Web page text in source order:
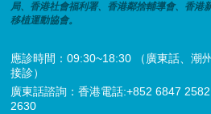
局、香港社會福利署、香港鄰捨輔導會、香港
移植運動協會。
應診時間：09:30~18:30 （廣東話、潮
接診）
廣東話諮詢：香港電話:+852 6847
2630